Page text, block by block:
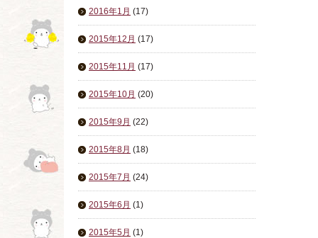
2016年1月 (17)
2015年12月 (17)
2015年11月 (17)
2015年10月 (20)
2015年9月 (22)
2015年8月 (18)
2015年7月 (24)
2015年6月 (1)
2015年5月 (1)